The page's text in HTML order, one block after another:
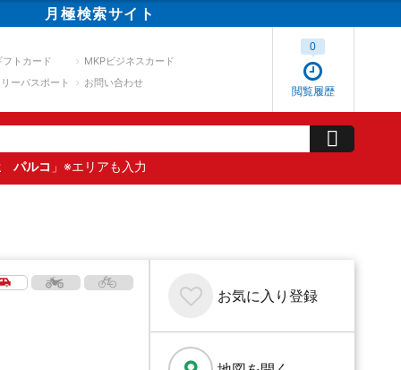
月極検索サイト
フトカード
MKPビジネスカード
ーパスポート
お問い合わせ
閲覧履歴
0
パルコ 」※エリアも入力
お気に入り 登録